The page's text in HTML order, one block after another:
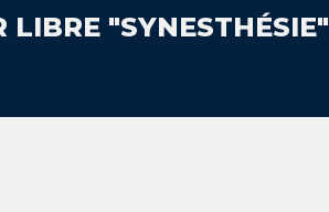
LIBRE "SYNESTHÉSIE"